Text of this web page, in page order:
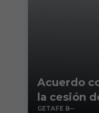
Acuerdo
la cesión
GETAFE B